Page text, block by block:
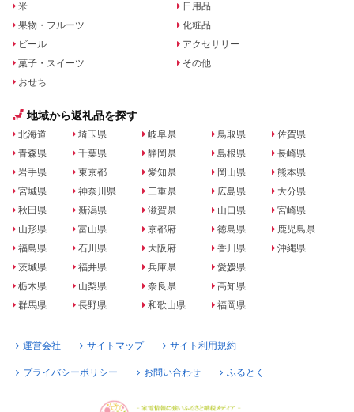
米
果物・フルーツ
ビール
菓子・スイーツ
おせち
日用品
化粧品
アクセサリー
その他
地域から返礼品を探す
北海道
青森県
岩手県
宮城県
秋田県
山形県
福島県
茨城県
栃木県
群馬県
埼玉県
千葉県
東京都
神奈川県
新潟県
富山県
石川県
福井県
山梨県
長野県
岐阜県
静岡県
愛知県
三重県
滋賀県
京都府
大阪府
兵庫県
奈良県
和歌山県
鳥取県
島根県
岡山県
広島県
山口県
徳島県
香川県
愛媛県
高知県
福岡県
佐賀県
長崎県
熊本県
大分県
宮崎県
鹿児島県
沖縄県
運営会社 サイトマップ サイト利用規約
プライバシーポリシー お問い合わせ ふるとく